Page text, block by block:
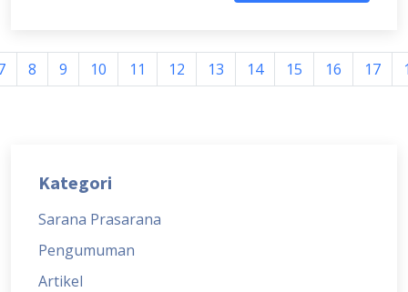
8 9 10 11 12 13 14 15 16 17
Kategori
Sarana Prasarana
Pengumuman
Artikel